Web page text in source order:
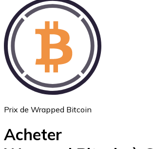
Ethereum
Prix de Wrapped Bitcoin
Acheter